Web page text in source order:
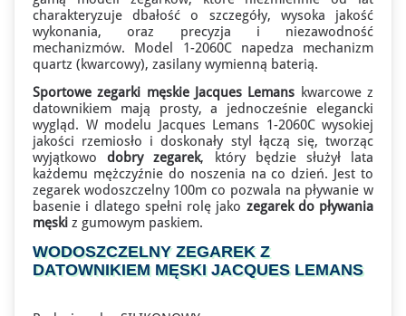
charakteryzuje dbałość o szczegóły, wysoka jakość
wykonania, oraz precyzja i niezawodność
mechanizmów. Model 1-2060C napedza mechanizm
quartz (kwarcowy), zasilany wymienną baterią.
Sportowe zegarki męskie Jacques Lemans kwarcowe z
datownikiem mają prosty, a jednocześnie elegancki
wygląd. W modelu Jacques Lemans 1-2060C wysokiej
jakości rzemiosło i doskonały styl łączą się, tworząc
wyjątkowodobry zegarek, który będzie służył lata
każdemu mężczyźnie do noszenia na co dzień. Jest to
zegarek wodoszczelny 100m co pozwala na pływanie w
basenie i dlatego spełni rolę jako zegarek do pływania
męski z gumowym paskiem.
WODOSZCZELNY ZEGAREK Z
DATOWNIKIEM MĘSKI JACQUES LEMANS